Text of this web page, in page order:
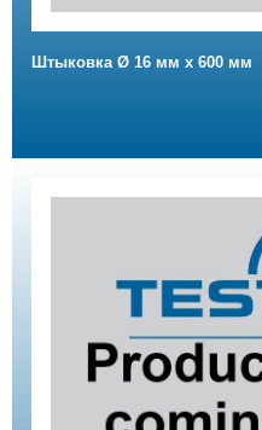
Штыковка Ø 16 мм х 600 мм